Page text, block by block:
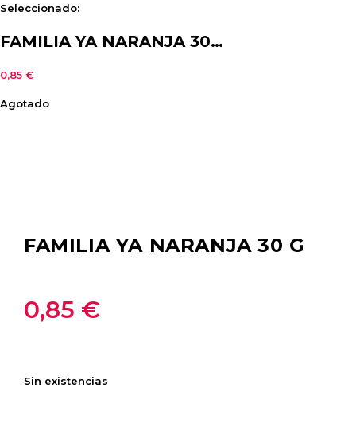
Seleccionado:
FAMILIA YA NARANJA 30…
0,85 €
Agotado
FAMILIA YA NARANJA 30 G
0,85 €
Sin existencias